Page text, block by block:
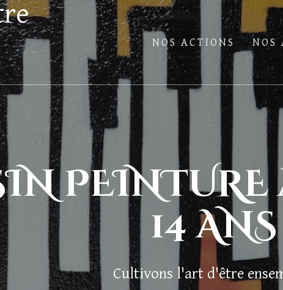
NOS ACTIONS NOS
PEINTURE
14 ANS
Cultivons l'art d'être